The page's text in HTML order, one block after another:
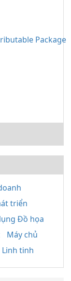
triển
Đồ họa
Máy chủ
Linh tinh